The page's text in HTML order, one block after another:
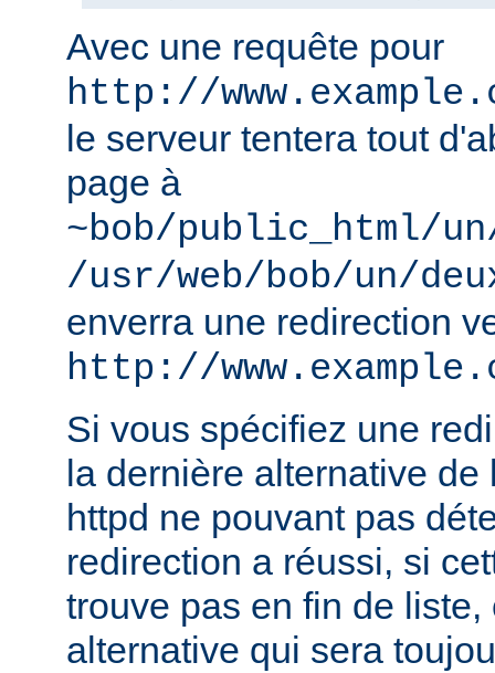
Avec une requête pour
http://
le serveur tentera tout
page à
~bob/public_html/
/usr/web/bob/un/
enverra une redirection
http://
Si vous spécifiez une
la dernière alternative
httpd ne pouvant pas
redirection a réussi, si
trouve pas en fin de liste,
alternative qui sera